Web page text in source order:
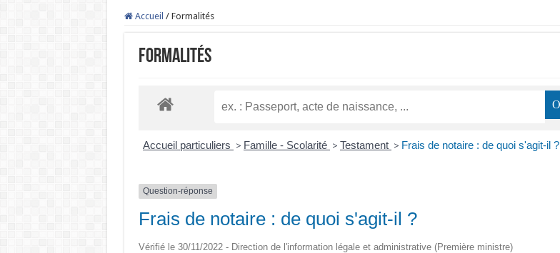
Accueil / Formalités
Formalités
Accueil particuliers > Famille - Scolarité > Testament > Frais de notaire : de quoi s'agit-il ?
Question-réponse
Frais de notaire : de quoi s'agit-il ?
Vérifié le 30/11/2022 - Direction de l'information légale et administrative (Première ministre)